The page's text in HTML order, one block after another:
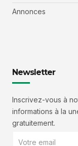
Annonces
Newsletter
Inscrivez-vous à
informations à la
gratuitement.